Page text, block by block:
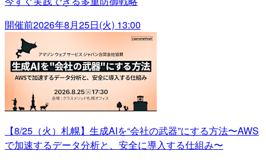
開催前2026年8月25日(火) 13:00
【8/25（火）札幌】生成AIを“会社の武器”にする方法〜AWS
で加速するデータ分析と、安全に導入する仕組み〜